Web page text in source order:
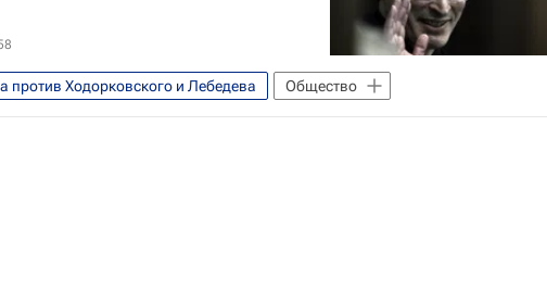
против Ходорковского и Лебедева Общество